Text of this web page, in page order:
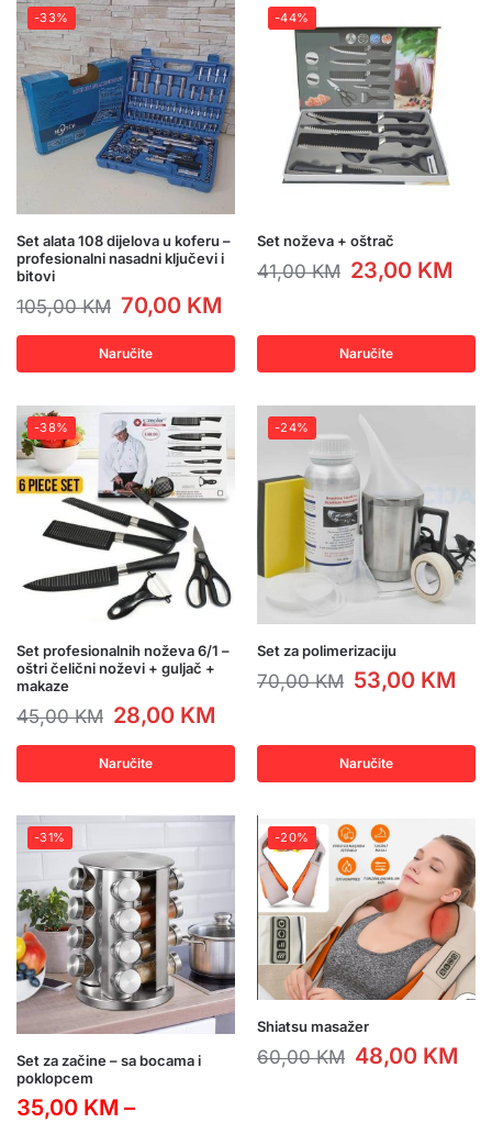
-33%
Set alata 108 dijelova u koferu –
profesionalni nasadni ključevi i
bitovi
105,00KM 70,00 KM
Naručite
-44%
Set noževa + oštrač
41,00KM 23,00 KM
Naručite
-38%
Set profesionalnih noževa 6/1 –
oštri čelični noževi + guljač +
makaze
45,00KM 28,00 KM
Naručite
-24%
Set za polimerizaciju
70,00KM 53,00 KM
Naručite
-31%
Set za začine – sa bocama i
poklopcem
35,00 KM –
-20%
Shiatsu masažer
60,00KM 48,00 KM